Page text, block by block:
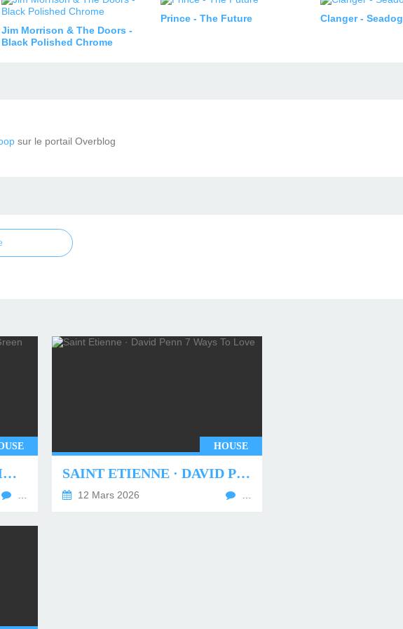
Jim Morrison & The Doors -
Black Polished Chrome
Prince - The Future Clanger - Seadog
sur le portail Overblog
UNDERWORLD - TWO MONTHS OFF (TIM GREEN REMIX)
HOUSE
SAINT ETIENNE · DAVID PENN 7 WAYS TO LOVE
12 Mars 2026